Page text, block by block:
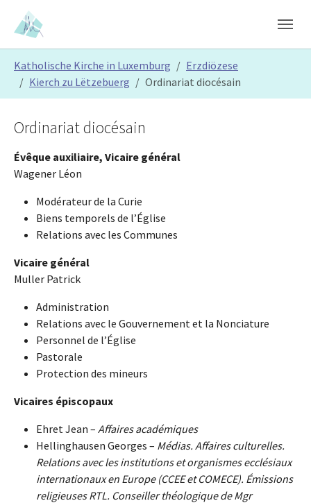
Skip to main content
Skip to page footer
Katholische Kirche in Luxemburg
Erzdiözese
Kierch zu Lëtzebuerg
Ordinariat diocésain
Ordinariat diocésain
Évêque auxiliaire, Vicaire général
Wagener Léon
Modérateur de la Curie
Biens temporels de l’Église
Relations avec les Communes
Vicaire général
Muller Patrick
Administration
Relations avec le Gouvernement et la Nonciature
Personnel de l’Église
Pastorale
Protection des mineurs
Vicaires épiscopaux
Ehret Jean – Affaires académiques
Hellinghausen Georges – Médias. Affaires culturelles.
Relations avec les institutions et organismes ecclésiaux
internationaux en Europe (CCEE et COMECE). Émissions
religieuses RTL. Conseiller théologique de Mgr